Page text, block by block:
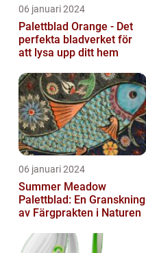
06 januari 2024
Palettblad Orange - Det
perfekta bladverket för
att lysa upp ditt hem
06 januari 2024
Summer Meadow
Palettblad: En Granskning
av Färgprakten i Naturen